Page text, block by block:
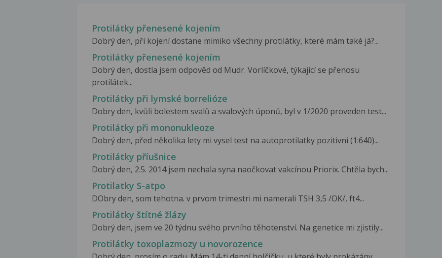
Protilátky přenesené kojením
Dobrý den, při kojení dostane mimiko všechny protilátky, které mám také já?...
Protilátky přenesené kojením
Dobrý den, dostla jsem odpověd od Mudr. Vorlíčkové, týkající se přenosu
protilátek...
Protilátky při lymské borrelióze
Dobry den, kvůli bolestem svalů a svalových úponů, byl v 1/2020 proveden test...
Protilátky při mononukleoze
Dobrý den, před několika lety mi vysel test na autoprotilatky pozitivni (1:640)...
Protilátky příušnice
Dobrý den, 2.5. 2014 jsem nechala syna naočkovat vakcínou Priorix. Chtěla bych...
Protilatky S-atpo
DObry den, som tehotna. v prvom trimestri mi namerali TSH 3,5 /OK/, ft4...
Protilátky štítné žlázy
Dobrý den, jsem ve 20 týdnu svého prvního těhotenství. Na genetice mi zjistily...
Protilátky toxoplazmozy u novorozence